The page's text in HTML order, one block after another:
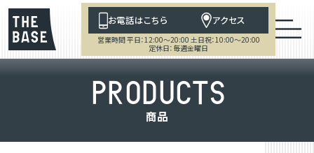
お電話はこちら アクセス
営業時間 平日：12:00～20:00 土日祝：10:00～20:00
定休日：毎週金曜日
PRODUCTS
商品